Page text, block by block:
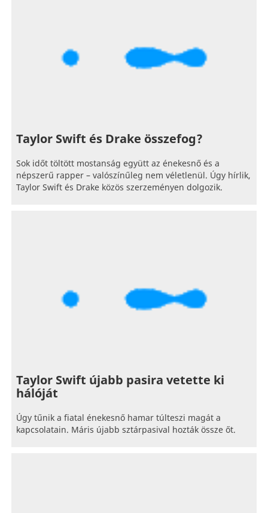
Taylor Swift és Drake összefog?
Sok időt töltött mostanság együtt az énekesnő és a
népszerű rapper – valószínűleg nem véletlenül. Úgy hírlik,
Taylor Swift és Drake közös szerzeményen dolgozik.
Taylor Swift újabb pasira vetette ki
hálóját
Úgy tűnik a fiatal énekesnő hamar túlteszi magát a
kapcsolatain. Máris újabb sztárpasival hozták össze őt.